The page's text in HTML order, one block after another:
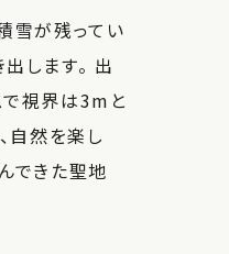
雪が残ってい
します。 出
で視界は3mと
自然を楽し
できた聖地